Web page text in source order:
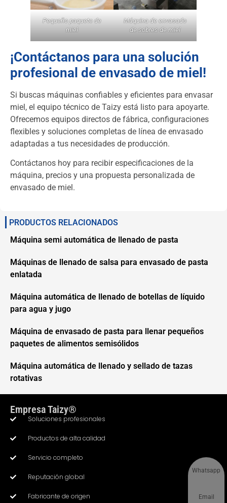
Pequeño paquete de
miel
Máquina de envasado
de sobres de miel
¡Contáctanos para una solución
profesional de envasado de miel!
Si buscas máquinas confiables y eficientes para envasar
miel, el equipo técnico de Taizy está listo para apoyarte.
Ofrecemos equipos directos de fábrica, configuraciones
flexibles y soluciones completas de línea de envasado
adaptadas a tus necesidades de producción.
Contáctanos hoy para recibir especificaciones de la
máquina, precios y una propuesta personalizada de
envasado de miel.
PRODUCTOS RELACIONADOS
Máquina semi automática de llenado de pasta
Máquinas de llenado de salsa para envasado de pasta
enlatada
Máquina automática de llenado de botellas de líquido
para agua y jugo
Máquina de envasado de pasta para llenar pequeños
paquetes de alimentos semisólidos
Máquina automática de llenado y sellado de tazas
rotativas
Empresa Taizy®
Soluciones profesionales
Productos de alta calidad
Servicio completo
Reputación global
Fabricante de origen
Whatsapp
Email